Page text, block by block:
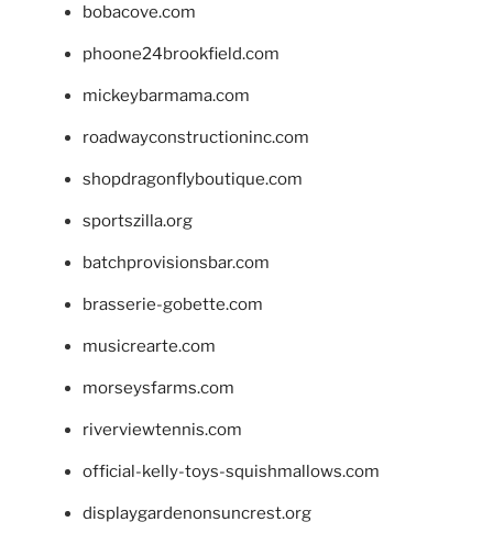
bobacove.com
phoone24brookfield.com
mickeybarmama.com
roadwayconstructioninc.com
shopdragonflyboutique.com
sportszilla.org
batchprovisionsbar.com
brasserie-gobette.com
musicrearte.com
morseysfarms.com
riverviewtennis.com
official-kelly-toys-squishmallows.com
displaygardenonsuncrest.org